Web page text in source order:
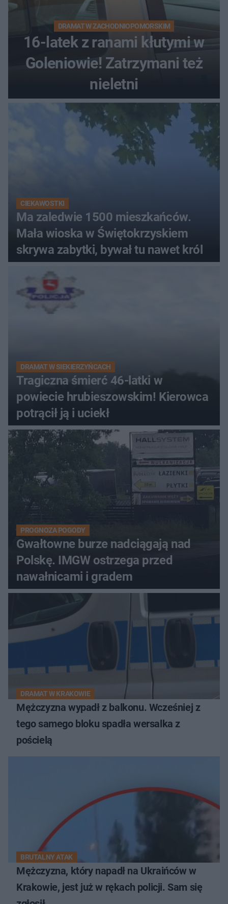
DRAMAT W ZACHODNIOPOMORSKIM
16-latek z ranami kłutymi w
Goleniowie! Zatrzymani też
nieletni
CIEKAWOSTKI
Ma zaledwie 1500 mieszkańców.
Mała wioska w Świętokrzyskiem
skrywa zabytki, bywał tu nawet król
DRAMAT W SIEKIERZYŃCACH
Tragiczna śmierć 46-latki w
powiecie hrubieszowskim! Kierowca
potrącił ją i uciekł
PROGNOZA POGODY
Gwałtowne burze nadciągają nad
Polskę. IMGW ostrzega przed
nawałnicami i gradem
DRAMAT W KRAKOWIE
Mężczyzna wypadł z balkonu. Wcześniej z
tego samego bloku spadła wersalka z
pościelą
BRUTALNY ATAK
Mężczyzna, który napadł na Ukraińców w
Krakowie, jest już w rękach policji. Sam się